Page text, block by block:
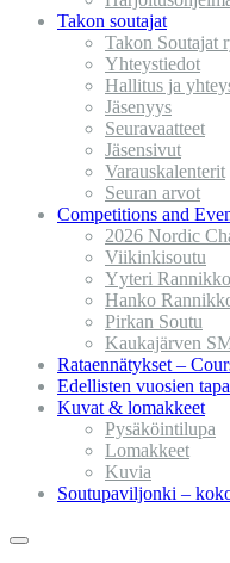
Takon soutajat
Takon Soutajat
Yhteystiedot
Hallitus ja
Jäsenyys
Seuravaatteet
Jäsensivut
Varauskalenterit
Seuran arvot
Competitions and
2026 Nordic
Viikinkisoutu
Yyteri
Hanko
Pirkan Soutu
Kaukajärven
Rataennätykset –
Edellisten vuosien
Kuvat & lomakkeet
Pysäköintilupa
Lomakkeet
Kuvia
Soutupaviljonki –